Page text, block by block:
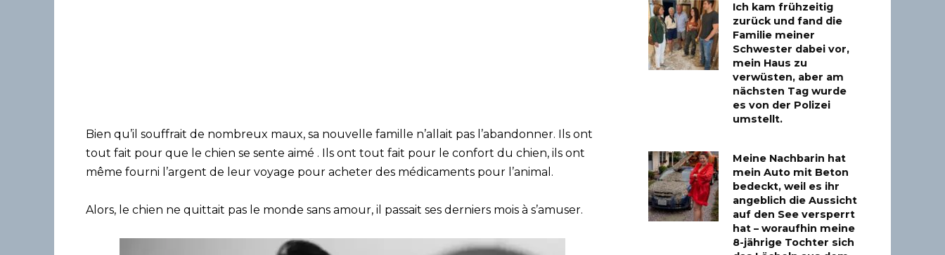
Bien qu’il souffrait de nombreux maux, sa nouvelle famille n’allait pas l’abandonner. Ils ont
tout fait pour que le chien se sente aimé . Ils ont tout fait pour le confort du chien, ils ont
même fourni l’argent de leur voyage pour acheter des médicaments pour l’animal.
Alors, le chien ne quittait pas le monde sans amour, il passait ses derniers mois à s’amuser.
Ich kam frühzeitig
zurück und fand die
Familie meiner
Schwester dabei vor,
mein Haus zu
verwüsten, aber am
nächsten Tag wurde
es von der Polizei
umstellt.
Meine Nachbarin hat
mein Auto mit Beton
bedeckt, weil es ihr
angeblich die Aussicht
auf den See versperrt
hat – woraufhin meine
8-jährige Tochter sich